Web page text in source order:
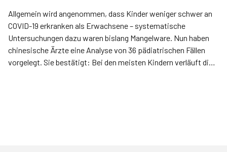
Allgemein wird angenommen, dass Kinder weniger schwer an
COVID-19 erkranken als Erwachsene – systematische
Untersuchungen dazu waren bislang Mangelware. Nun haben
chinesische Ärzte eine Analyse von 36 pädiatrischen Fällen
vorgelegt. Sie bestätigt: Bei den meisten Kindern verläuft die